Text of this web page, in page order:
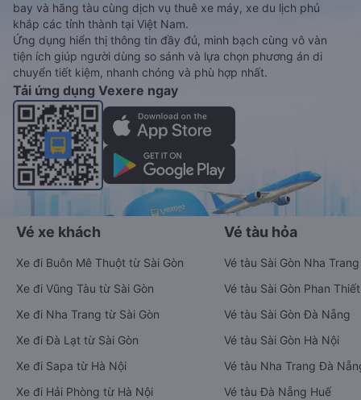
bay và hãng tàu cùng dịch vụ thuê xe máy, xe du lịch phủ
khắp các tỉnh thành tại Việt Nam.
Ứng dụng hiển thị thông tin đầy đủ, minh bạch cùng vô vàn
tiện ích giúp người dùng so sánh và lựa chọn phương án di
chuyển tiết kiệm, nhanh chóng và phù hợp nhất.
Tải ứng dụng Vexere ngay
Vé xe khách
Xe đi Buôn Mê Thuột từ Sài Gòn
Xe đi Vũng Tàu từ Sài Gòn
Xe đi Nha Trang từ Sài Gòn
Xe đi Đà Lạt từ Sài Gòn
Xe đi Sapa từ Hà Nội
Xe đi Hải Phòng từ Hà Nội
Vé tàu hỏa
Vé tàu Sài Gòn Nha Trang
Vé tàu Sài Gòn Phan Thiết
Vé tàu Sài Gòn Đà Nẵng
Vé tàu Sài Gòn Hà Nội
Vé tàu Nha Trang Đà
Vé tàu Đà Nẵng Huế